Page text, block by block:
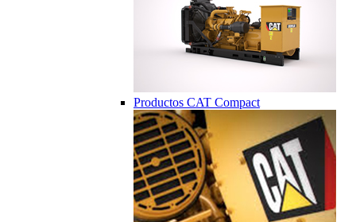
Productos CAT Compact